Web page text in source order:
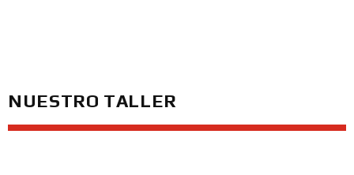
NUESTRO TALLER